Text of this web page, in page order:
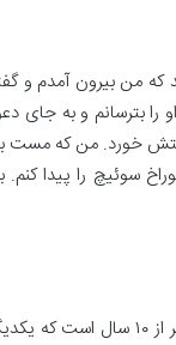
که من بیرون آمدم
او را بترسانم و به
خورد. من که مست
سوئیچ را پیدا کنم.
آیا امید را از قبل